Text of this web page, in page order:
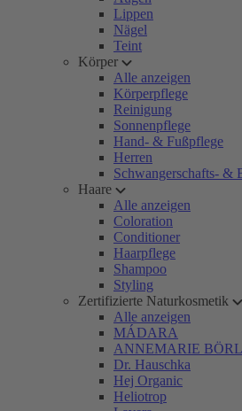
Lippen
Nägel
Teint
Körper
Alle anzeigen
Körperpflege
Reinigung
Sonnenpflege
Hand- & Fußpflege
Herren
Schwangerschafts- &
Haare
Alle anzeigen
Coloration
Conditioner
Haarpflege
Shampoo
Styling
Zertifizierte Naturkosmetik
Alle anzeigen
MÁDARA
ANNEMARIE
Dr. Hauschka
Hej Organic
Heliotrop